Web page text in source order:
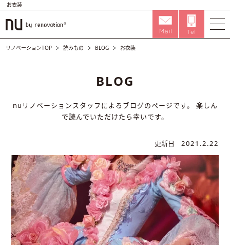
お衣装
リノベーションTOP 読みもの BLOG お衣装
BLOG
nuリノベーションスタッフによるブログのページです。
楽しん
で読んでいただけたら幸いです。
更新日 2021.2.22